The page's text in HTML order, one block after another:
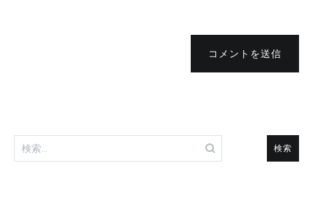
コメントを送信
検
索: